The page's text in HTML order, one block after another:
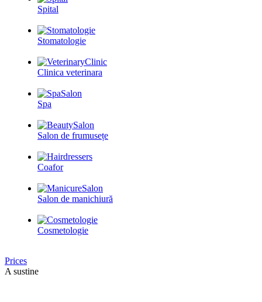
Spital
Stomatologie
Clinica veterinara
Spa
Salon de frumusețe
Coafor
Salon de manichiură
Cosmetologie
Prices
A sustine